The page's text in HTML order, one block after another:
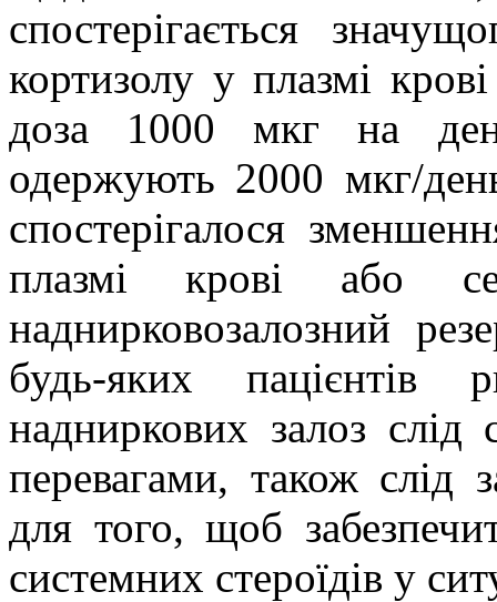
спостерігається
кортизолу у плазмі
доза 1000 мкг на
одержують 2000 мкг/
спостерігалося
плазмі крові або
наднирковозалозний
будь-яких пацієнтів
надниркових залоз слід
перевагами, також слід
для того, щоб
системних стероїдів у